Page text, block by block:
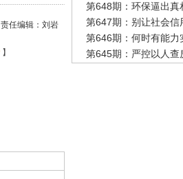
第648期：环保逼出真
第647期：别让社会信
第646期：何时有能力
第645期：严控以人查
责任编辑：刘岩
】